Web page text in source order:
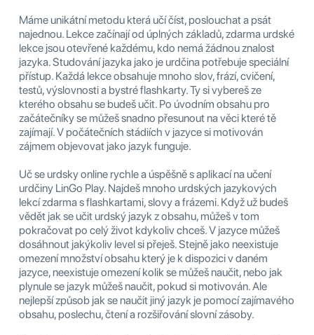
Máme unikátní metodu která učí číst, poslouchat a psát
najednou. Lekce začínají od úplných základů, zdarma urdské
lekce jsou otevřené každému, kdo nemá žádnou znalost
jazyka. Studování jazyka jako je urdčina potřebuje speciální
přístup. Každá lekce obsahuje mnoho slov, frází, cvičení,
testů, výslovnosti a bystré flashkarty. Ty si vybereš ze
kterého obsahu se budeš učit. Po úvodním obsahu pro
začátečníky se můžeš snadno přesunout na věci které tě
zajímají. V počátečních stádiích v jazyce si motivován
zájmem objevovat jako jazyk funguje.
Uč se urdsky online rychle a úspěšně s aplikací na učení
urdčiny LinGo Play. Najdeš mnoho urdských jazykových
lekcí zdarma s flashkartami, slovy a frázemi. Když už budeš
vědět jak se učit urdský jazyk z obsahu, můžeš v tom
pokračovat po celý život kdykoliv chceš. V jazyce můžeš
dosáhnout jakýkoliv level si přeješ. Stejně jako neexistuje
omezení množství obsahu který je k dispozici v daném
jazyce, neexistuje omezení kolik se můžeš naučit, nebo jak
plynule se jazyk můžeš naučit, pokud si motivován. Ale
nejlepší způsob jak se naučit jiný jazyk je pomocí zajímavého
obsahu, poslechu, čtení a rozšiřování slovní zásoby.